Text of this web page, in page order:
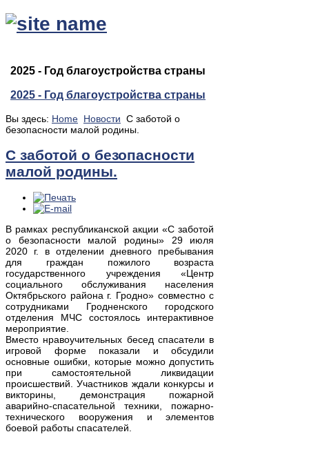
2025 - Год благоустройства страны
2025 - Год благоустройства страны
Вы здесь: Home Новости С заботой о
безопасности малой родины.
С заботой о безопасности
малой родины.
В рамках республиканской акции «С заботой
о безопасности малой родины» 29 июля
2020 г. в отделении дневного пребывания
для граждан пожилого возраста
государственного учреждения «Центр
социального обслуживания населения
Октябрьского района г. Гродно» совместно с
сотрудниками Гродненского городского
отделения МЧС состоялось интерактивное
мероприятие.
Вместо нравоучительных бесед спасатели в
игровой форме показали и обсудили
основные ошибки, которые можно допустить
при самостоятельной ликвидации
происшествий. Участников ждали конкурсы и
викторины, демонстрация пожарной
аварийно-спасательной техники, пожарно-
технического вооружения и элементов
боевой работы спасателей.